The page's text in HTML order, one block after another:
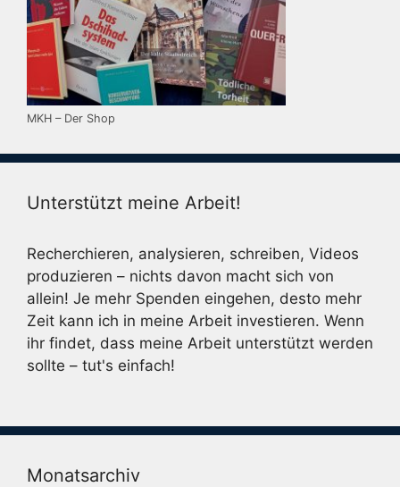
MKH – Der Shop
Unterstützt meine Arbeit!
Recherchieren, analysieren, schreiben, Videos
produzieren – nichts davon macht sich von
allein! Je mehr Spenden eingehen, desto mehr
Zeit kann ich in meine Arbeit investieren. Wenn
ihr findet, dass meine Arbeit unterstützt werden
sollte – tut's einfach!
Monatsarchiv